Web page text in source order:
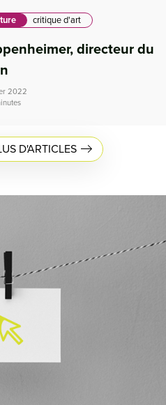
critique d'art
directeur du
2022
D'ARTICLES